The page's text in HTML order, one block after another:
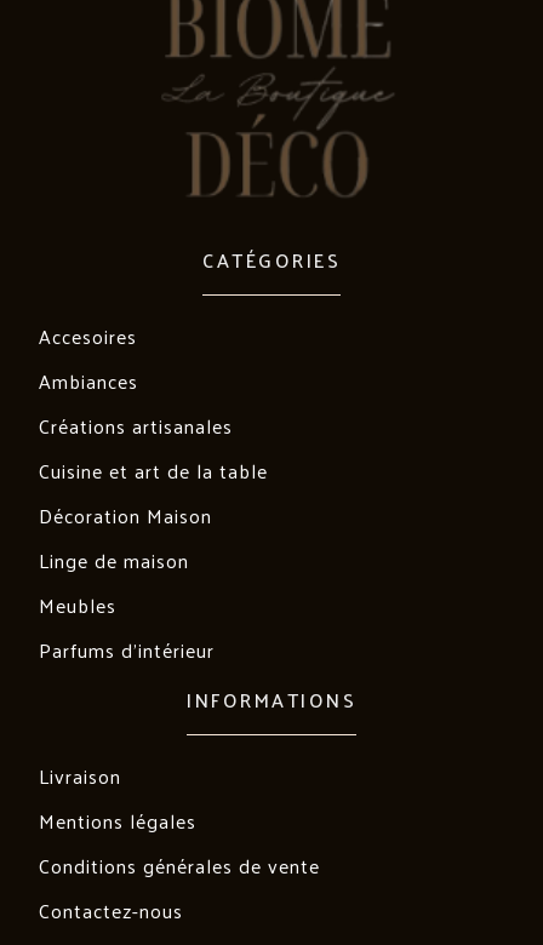
CATÉGORIES
Accesoires
Ambiances
Créations artisanales
Cuisine et art de la table
Décoration Maison
Linge de maison
Meubles
Parfums d'intérieur
INFORMATIONS
Livraison
Mentions légales
Conditions générales de vente
Contactez-nous